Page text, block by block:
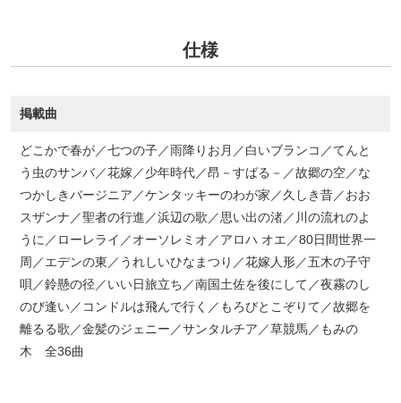
仕様
掲載曲
どこかで春が／七つの子／雨降りお月／白いブランコ／てんと
う虫のサンバ／花嫁／少年時代／昂－すばる－／故郷の空／な
つかしきバージニア／ケンタッキーのわが家／久しき昔／おお
スザンナ／聖者の行進／浜辺の歌／思い出の渚／川の流れのよ
うに／ローレライ／オーソレミオ／アロハ オエ／80日間世界一
周／エデンの東／うれしいひなまつり／花嫁人形／五木の子守
唄／鈴懸の径／いい日旅立ち／南国土佐を後にして／夜霧のし
のび逢い／コンドルは飛んで行く／もろびとこぞりて／故郷を
離るる歌／金髪のジェニー／サンタルチア／草競馬／もみの
木 全36曲